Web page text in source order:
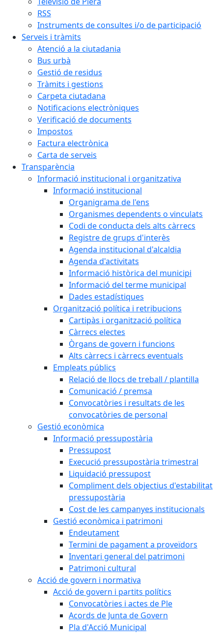
RSS
Instruments de consultes i/o de participació
Serveis i tràmits
Atenció a la ciutadania
Bus urbà
Gestió de residus
Tràmits i gestions
Carpeta ciutadana
Notificacions electròniques
Verificació de documents
Impostos
Factura electrònica
Carta de serveis
Transparència
Informació institucional i organitzativa
Informació institucional
Organigrama de l'ens
Organismes dependents o vinculats
Codi de conducta dels alts càrrecs
Registre de grups d'interès
Agenda institucional d'alcaldia
Agenda d'activitats
Informació històrica del municipi
Informació del terme municipal
Dades estadístiques
Organització política i retribucions
Cartipàs i organització política
Càrrecs electes
Òrgans de govern i funcions
Alts càrrecs i càrrecs eventuals
Empleats públics
Relació de llocs de treball / plantilla
Comunicació / premsa
Convocatòries i resultats de les
convocatòries de personal
Gestió econòmica
Informació pressupostària
Pressupost
Execució pressupostària trimestral
Liquidació pressupost
Compliment dels objectius d'estabilitat
pressupostària
Cost de les campanyes institucionals
Gestió econòmica i patrimoni
Endeutament
Termini de pagament a proveïdors
Inventari general del patrimoni
Patrimoni cultural
Acció de govern i normativa
Acció de govern i partits polítics
Convocatòries i actes de Ple
Acords de Junta de Govern
Pla d'Acció Municipal